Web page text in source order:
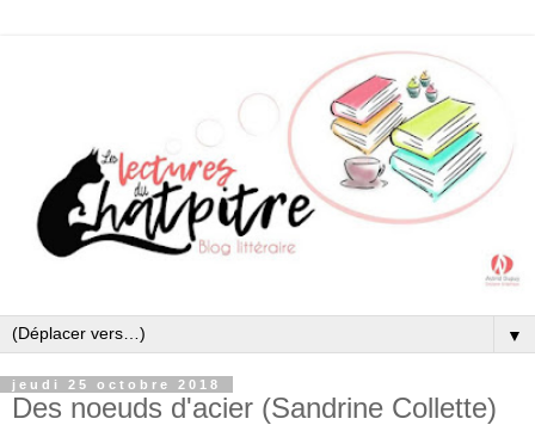
▼
jeudi 25 octobre 2018
Des noeuds d'acier (Sandrine Collette)